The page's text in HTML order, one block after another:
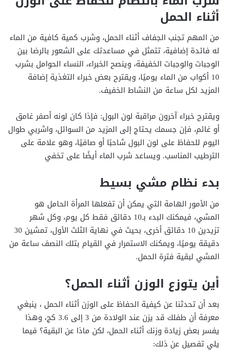
أثناء الحمل
من المهم تجنب الجفاف أثناء الحمل، وشرب كمية كافية من الماء
له فائدة إضافية، تتمثل في مساعدتك على الشعور بالرضا بين
الوجبات والوجبات الخفيفة، وينصح الخبراء، النساء الحوامل بشرب
10 أكواب من الماء يوميًا، ويقترح بعض خبراء التغذية إضافة
المزيد لكل ساعة من النشاط الخفيف.
ويقترح خبراء آخرون مراقبة لون البول: فإذا كان لونه أصفر غامق
أو غائم، فإن جسمك يحتاج إلى المزيد من السوائل، واشربي طوال
اليوم للحفاظ على لون البول شاحبًا أو صافيًا، وهو علامة على
الترطيب المناسب. ويساعد شرب الماء أيضًا على تخفي
بدء نظام مشي بسيط
من الأمور الهامة التي يمكن أن تفعلها المرأة الحامل هو
المشي، فيمكنك البدء بـ10 دقائق فقط كل يوم، وكل شهر
تزيدين 10 دقائق أخرى، بحيث في نهاية الثلث الأول، تمشين 30
دقيقة يوميًا، ويمكنك الاستمرار في القيام بتلك النصف ساعة من
المشي لبقية فترة الحمل.
أين يتوزع الوزن أثناء الحمل؟
بعد أن تحدثنا عن كيفية الحفاظ على الوزن أثناء الحمل ، ينبغي
معرفة أن طفلك قد يزن عند الولادة من 3 إلى 3.6 كج، وهذا
يفسر بعض زيادة وزنك أثناء الحمل، لكن ماذا عن البقية؟ فيما
يلي تفصيل عن ذلك: